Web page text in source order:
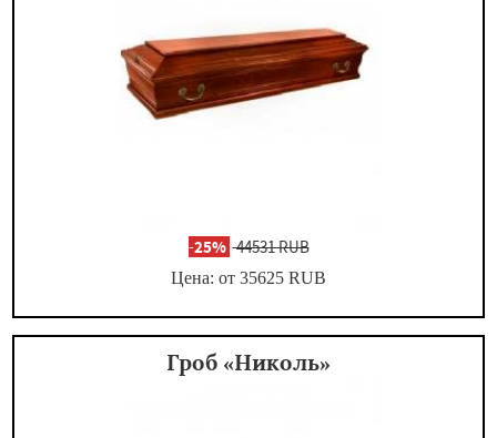
-25% 44531 RUB
Цена: от 35625 RUB
Гроб «Николь»